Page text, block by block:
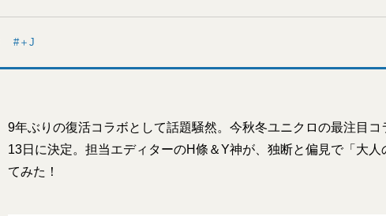
＋J
9年ぶりの復活コラボとして話題騒然。今秋冬ユニクロの最注目コ
13日に決定。担当エディターのH條＆Y神が、独断と偏見で「大
てみた！